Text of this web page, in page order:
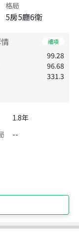
格局
5房5廳6衛
細項
99.28
96.68
331.3
1.8年
--